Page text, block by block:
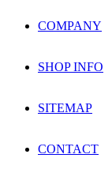
COMPANY
SHOP INFO
SITEMAP
CONTACT